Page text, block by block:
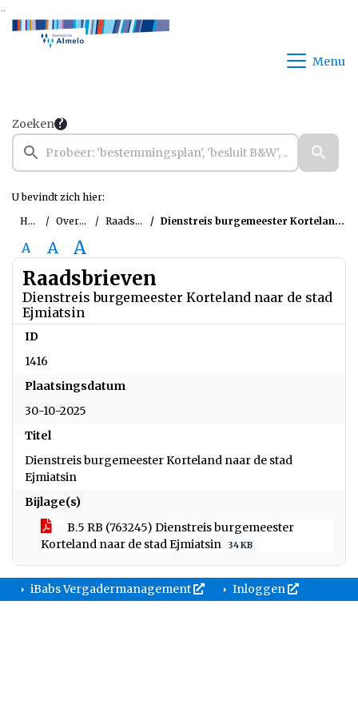
Ga naar de inhoud van deze pagina
Ga naar het zoeken
Ga naar het menu
Menu
Zoeken
U bevindt zich hier:
Home
Overzichten Raadsbrieven Dienstreis burgemeester Korteland naar de stad Ejmiatsin
A A A
Raadsbrieven
Dienstreis burgemeester Korteland naar de stad
Ejmiatsin
ID
1416
Plaatsingsdatum
30-10-2025
Titel
Dienstreis burgemeester Korteland naar de stad
Ejmiatsin
Bijlage(s)
B.5 RB (763245) Dienstreis burgemeester
Korteland naar de stad Ejmiatsin
34 KB
iBabs Vergadermanagement Inloggen